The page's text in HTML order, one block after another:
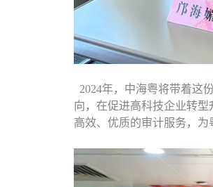
2024年，中海粤将带着这
向，在促进高科技企业转
高效、优质的审计服务，